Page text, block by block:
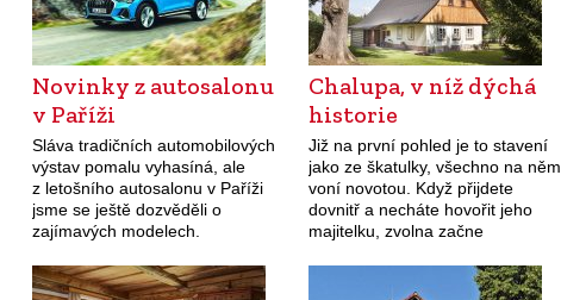
Novinky z autosalonu
v Paříži
Sláva tradičních automobilových
výstav pomalu vyhasíná, ale
z letošního autosalonu v Paříži
jsme se ještě dozvěděli o
zajímavých modelech.
Chalupa, v níž dýchá
historie
Již na první pohled je to stavení
jako ze škatulky, všechno na něm
voní novotou. Když přijdete
dovnitř a necháte hovořit jeho
majitelku, zvolna začne